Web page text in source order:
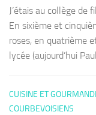
J’étais au collège de
En sixième et
roses, en quatrième
lycée (aujourd’hui
CUISINE ET
COURBEVOISIENS